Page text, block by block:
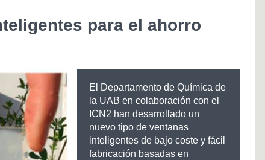
para el ahorro
El Departamento de Química de
la UAB en colaboración con el
ICN2 han desarrollado un
nuevo tipo de ventanas
inteligentes de bajo coste y fácil
fabricación basadas en